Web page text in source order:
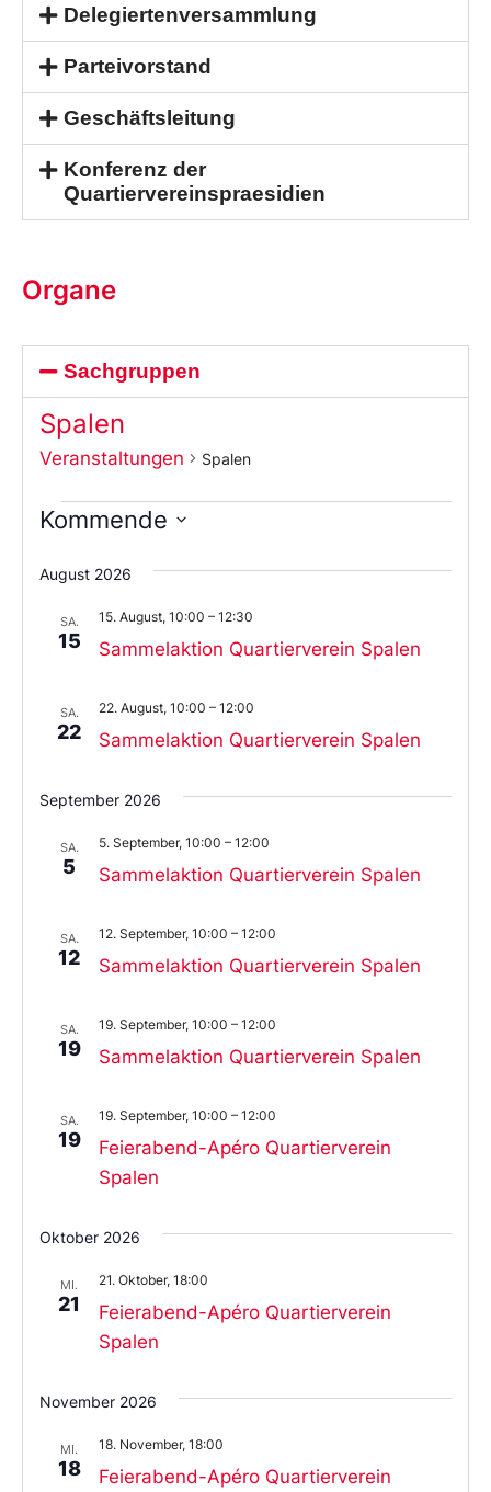
Delegiertenversammlung
Parteivorstand
Geschäftsleitung
Konferenz der
Quartiervereinspraesidien
Organe
Sachgruppen
Spalen
Veranstaltungen Spalen
Kommende
Sie
das
aus.
August 2026
SA.
15 Sammelaktion Quartierverein Spalen
15. August, 10:00 – 12:30
SA.
22 Sammelaktion Quartierverein Spalen
22. August, 10:00 – 12:00
September 2026
SA.
5 Sammelaktion Quartierverein Spalen
5. September, 10:00 – 12:00
SA.
12 Sammelaktion Quartierverein Spalen
12. September, 10:00 – 12:00
SA.
19 Sammelaktion Quartierverein Spalen
19. September, 10:00 – 12:00
SA.
19
Feierabend-Apéro Quartierverein
Spalen
19. September, 10:00 – 12:00
Oktober 2026
MI.
21
Feierabend-Apéro Quartierverein
Spalen
21. Oktober, 18:00
November 2026
MI.
18
Feierabend-Apéro Quartierverein
18. November, 18:00